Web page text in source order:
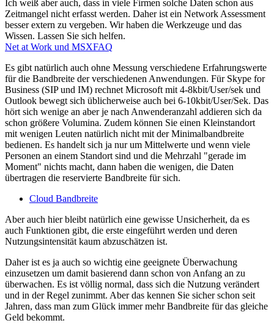
Ich weiß aber auch, dass in viele Firmen solche Daten schon aus
Zeitmangel nicht erfasst werden. Daher ist ein Network Assessment
besser extern zu vergeben. Wir haben die Werkzeuge und das
Wissen. Lassen Sie sich helfen.
Net at Work und MSXFAQ
Es gibt natürlich auch ohne Messung verschiedene Erfahrungswerte
für die Bandbreite der verschiedenen Anwendungen. Für Skype for
Business (SIP und IM) rechnet Microsoft mit 4-8kbit/User/sek und
Outlook bewegt sich üblicherweise auch bei 6-10kbit/User/Sek. Das
hört sich wenige an aber je nach Anwenderanzahl addieren sich da
schon größere Volumina. Zudem können Sie einen Kleinstandort
mit wenigen Leuten natürlich nicht mit der Minimalbandbreite
bedienen. Es handelt sich ja nur um Mittelwerte und wenn viele
Personen an einem Standort sind und die Mehrzahl "gerade im
Moment" nichts macht, dann haben die wenigen, die Daten
übertragen die reservierte Bandbreite für sich.
Cloud Bandbreite
Aber auch hier bleibt natürlich eine gewisse Unsicherheit, da es
auch Funktionen gibt, die erste eingeführt werden und deren
Nutzungsintensität kaum abzuschätzen ist.
Daher ist es ja auch so wichtig eine geeignete Überwachung
einzusetzen um damit basierend dann schon von Anfang an zu
überwachen. Es ist völlig normal, dass sich die Nutzung verändert
und in der Regel zunimmt. Aber das kennen Sie sicher schon seit
Jahren, dass man zum Glück immer mehr Bandbreite für das gleiche
Geld bekommt.